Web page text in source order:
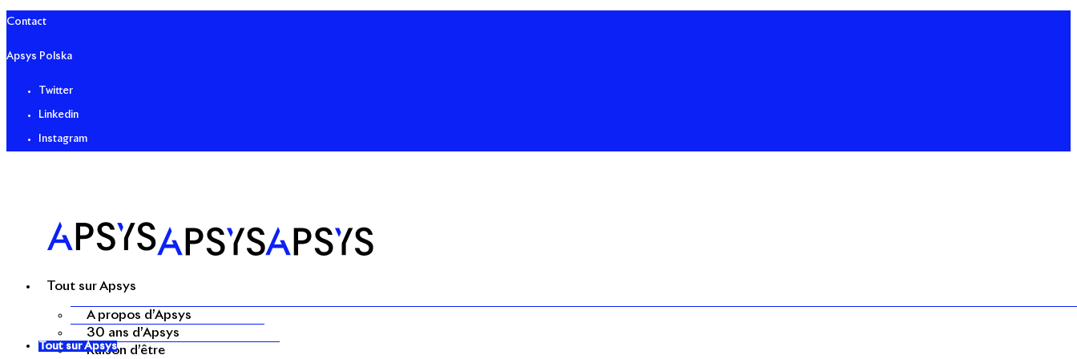
Contact
Apsys Polska
Twitter
Linkedin
Instagram
Tout sur Apsys
A propos d’Apsys
30 ans d’Apsys
Raison d’être
Tout sur Apsys